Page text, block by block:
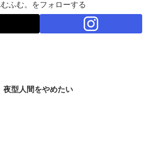
ふむ。をフォローする
夜型人間をやめたい